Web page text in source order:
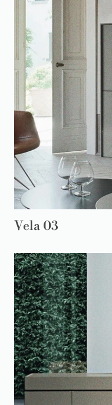
Vela 03